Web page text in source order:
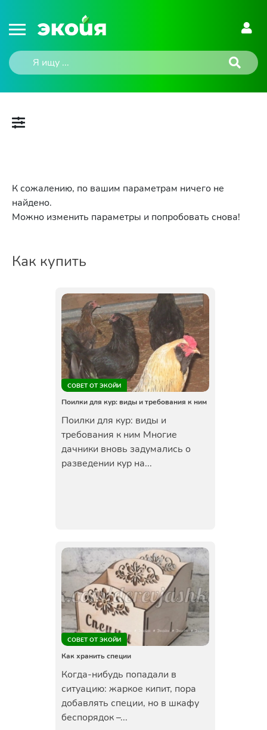
К сожалению, по вашим параметрам ничего не
найдено.
Можно изменить параметры и попробовать снова!
Как купить
СОВЕТ ОТ ЭКОЙИ
Поилки для кур: виды и требования к ним
Поилки для кур: виды и
требования к ним Многие
дачники вновь задумались о
разведении кур на...
СОВЕТ ОТ ЭКОЙИ
Как хранить специи
Когда-нибудь попадали в
ситуацию: жаркое кипит, пора
добавлять специи, но в шкафу
беспорядок –...